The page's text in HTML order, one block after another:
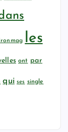
Ironmag les
ont par
qui ses single